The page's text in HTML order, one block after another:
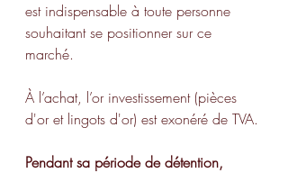
est indispensable à toute personne
souhaitant se positionner sur ce
marché.
À l’achat, l’or investissement (pièces
d'or et lingots d'or) est exonéré de TVA.
Pendant sa période de détention,